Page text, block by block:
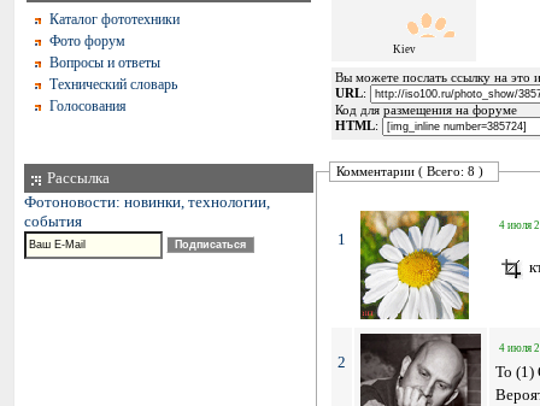
Каталог фототехники
Фото форум
Вопросы и ответы
Технический словарь
Голосования
Рассылка
Фотоновости: новинки, технологии,
события
Kiev
Вы можете послать ссылку на это
URL:
Код для размещения на форуме
HTML:
Комментарии ( Всего: 8 )
1
4 июля
2
4 июля
To (1)